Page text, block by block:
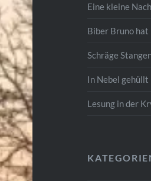
Eine kleine
Biber Bruno hat
Schräge
In Nebel gehüllt
Lesung in der